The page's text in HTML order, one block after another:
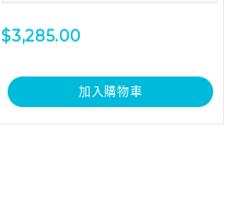
$3,285.00
加入購物車